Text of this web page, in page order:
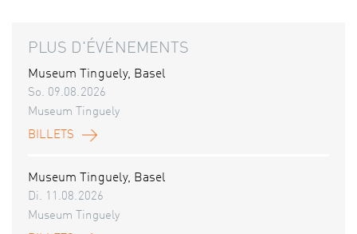
PLUS D'ÉVÉNEMENTS
Museum Tinguely, Basel
So. 09.08.2026
Museum Tinguely
BILLETS
Museum Tinguely, Basel
Di. 11.08.2026
Museum Tinguely